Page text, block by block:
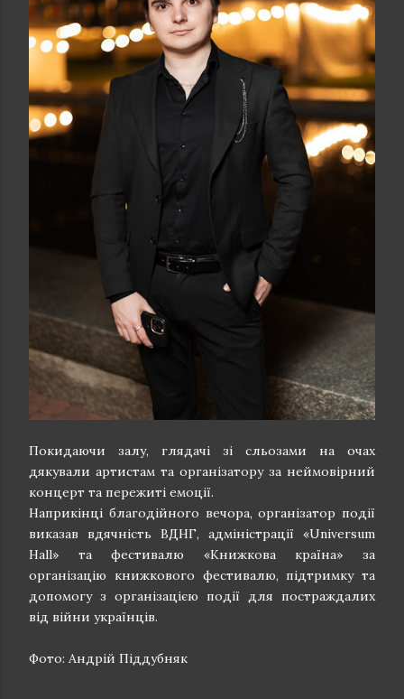
Покидаючи залу, глядачі зі сльозами на очах
дякували артистам та організатору за неймовірний
концерт та пережиті емоції.
Наприкінці благодійного вечора, організатор події
виказав вдячність ВДНГ, адміністрації «Universum
Hall» та фестивалю «Книжкова країна» за
організацію книжкового фестивалю, підтримку та
допомогу з організацією події для постраждалих
від війни українців.
Фото: Андрій Піддубняк